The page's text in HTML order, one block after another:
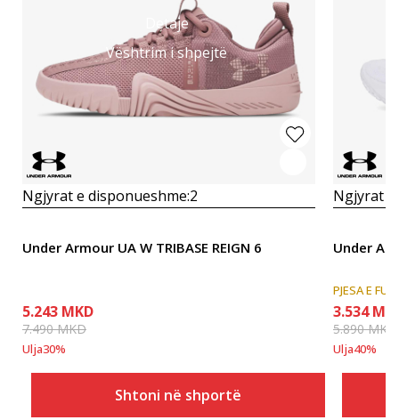
Detaje
Vështrim i shpejtë
Ngjyrat e disponueshme:2
Under Armour UA W TRIBASE REIGN 6
5.243 MKD
7.490MKD
Ulja30%
Shtoni në shportë
Ngjyrat e
Under
PJESA E
3.534
5.890MKD
Ulja40%